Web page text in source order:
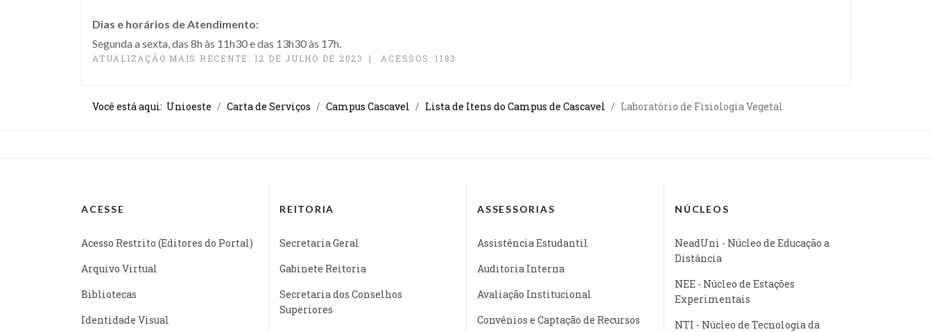
Dias e horários de Atendimento:
Segunda a sexta, das 8h às 11h30 e das 13h30 às 17h.
ATUALIZAÇÃO MAIS RECENTE: 12 DE JULHO DE 2023 ACESSOS: 1183
Você está aqui: Unioeste Carta de Serviços Campus Cascavel Lista de Itens do Campus de Cascavel Laboratório de Fisiologia Vegetal
ACESSE
Acesso Restrito (Editores do Portal)
Arquivo Virtual
Bibliotecas
Identidade Visual
REITORIA
Secretaria Geral
Gabinete Reitoria
Secretaria dos Conselhos
Superiores
ASSESSORIAS
Assistência Estudantil
Auditoria Interna
Avaliação Institucional
Convênios e Captação de Recursos
NÚCLEOS
NeadUni - Núcleo de Educação a
Distância
NEE - Núcleo de Estações
Experimentais
NTI - Núcleo de Tecnologia da